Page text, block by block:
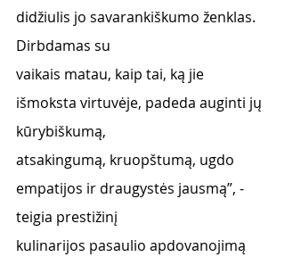
didžiulis jo savarankiškumo ženklas.
Dirbdamas su
vaikais matau, kaip tai, ką jie
išmoksta virtuvėje, padeda auginti jų
kūrybiškumą,
atsakingumą, kruopštumą, ugdo
empatijos ir draugystės jausmą”, -
teigia prestižinį
kulinarijos pasaulio apdovanojimą